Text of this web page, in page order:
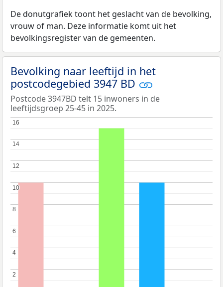
De donutgrafiek toont het geslacht van de bevolking,
vrouw of man. Deze informatie komt uit het
bevolkingsregister van de gemeenten.
Bevolking naar leeftijd in het
postcodegebied 3947 BD
Postcode 3947BD telt 15 inwoners in de
leeftijdsgroep 25-45 in 2025.
2
2
4
4
6
6
8
8
10
10
12
12
14
14
16
16